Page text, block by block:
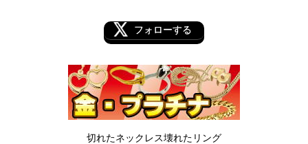
フォローする
切れたネックレス壊れたリング